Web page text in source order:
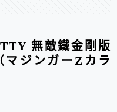
無敵鐵金剛版
マジンガーZカラ